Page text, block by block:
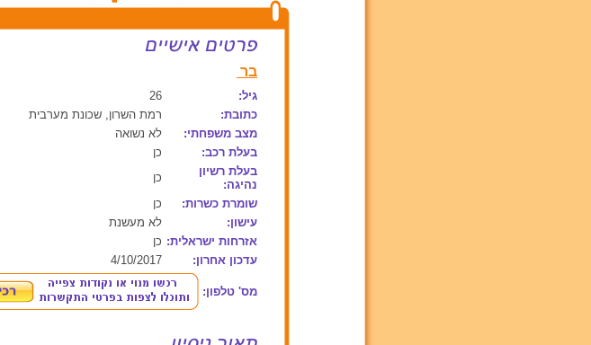
בר
גיל:
26
כתובת:
רמת השרון, שכונת מערבית
מצב משפחתי:
לא נשואה
בעלת רכב:
כן
בעלת רשיון
נהיגה:
כן
שומרת כשרות:
כן
עישון:
לא מעשנת
אזרחות ישראלית: כן
עדכון אחרון:
4/10/2017
מס' טלפון: